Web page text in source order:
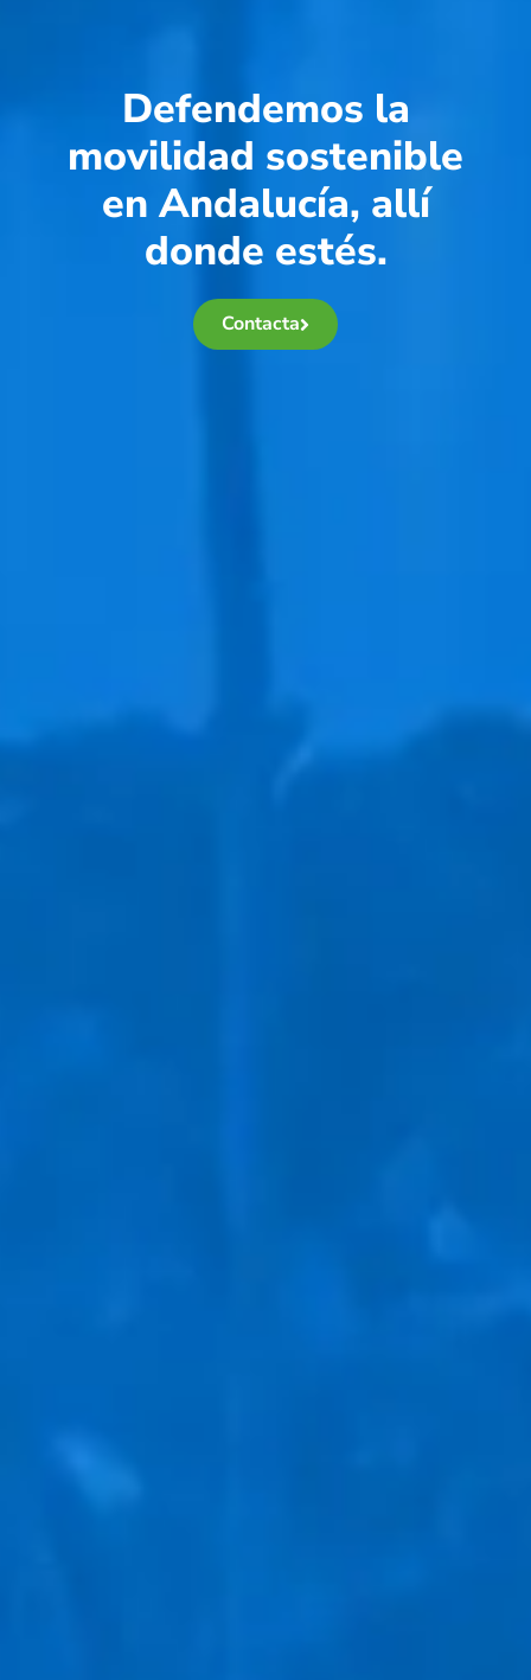
Defendemos la
movilidad sostenible
en Andalucía, allí
donde estés.
Contacta